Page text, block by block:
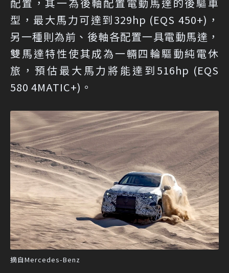
型，最大馬力可達到329hp (EQS 450+)，
另一種則為前、後軸各配置一具電動馬達，
雙馬達特性使其成為一輛四輪驅動純電休
旅，預估最大馬力將能達到516hp (EQS
580 4MATIC+)。
摘自Mercedes-Benz